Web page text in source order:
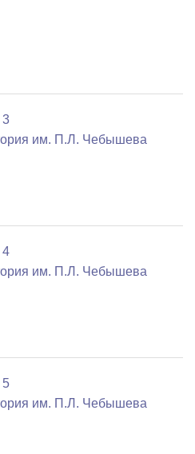
3
им. П.Л. Чебышева
4
им. П.Л. Чебышева
5
им. П.Л. Чебышева